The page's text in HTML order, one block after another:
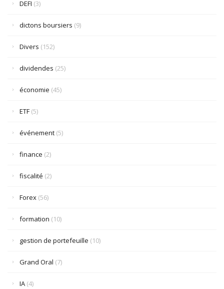
DEFI (3)
dictons boursiers (9)
Divers (152)
dividendes (25)
économie (45)
ETF (5)
événement (5)
finance (2)
fiscalité (2)
Forex (56)
formation (10)
gestion de portefeuille (10)
Grand Oral (7)
IA (4)